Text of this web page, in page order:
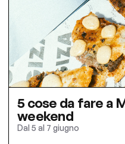
5 cose da fare a
weekend
Dal 5 al 7 giugno